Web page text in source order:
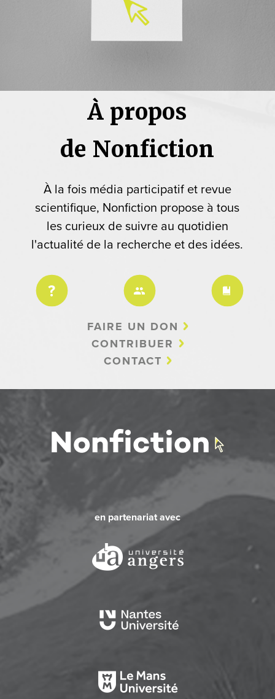
À propos
de Nonfiction
À la fois média participatif et revue
scientifique, Nonfiction propose à tous
les curieux de suivre au quotidien
l'actualité de la recherche et des idées.
FAIRE UN DON
CONTRIBUER
CONTACT
en partenariat avec